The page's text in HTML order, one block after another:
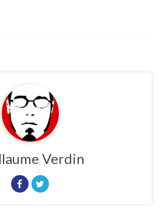
Verdin